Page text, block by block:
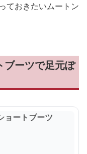
ておきたいムートン
ブーツで足元ぽ